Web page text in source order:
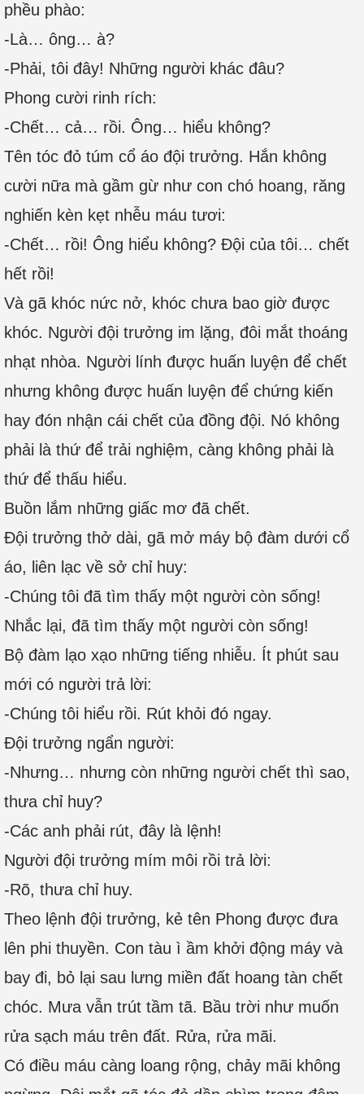
phều phào:
-Là… ông… à?
-Phải, tôi đây! Những người khác đâu?
Phong cười rinh rích:
-Chết… cả… rồi. Ông… hiểu không?
Tên tóc đỏ túm cổ áo đội trưởng. Hắn không
cười nữa mà gầm gừ như con chó hoang, răng
nghiến kèn kẹt nhễu máu tươi:
-Chết… rồi! Ông hiểu không? Đội của tôi… chết
hết rồi!
Và gã khóc nức nở, khóc chưa bao giờ được
khóc. Người đội trưởng im lặng, đôi mắt thoáng
nhạt nhòa. Người lính được huấn luyện để chết
nhưng không được huấn luyện để chứng kiến
hay đón nhận cái chết của đồng đội. Nó không
phải là thứ để trải nghiệm, càng không phải là
thứ để thấu hiểu.
Buồn lắm những giấc mơ đã chết.
Đội trưởng thở dài, gã mở máy bộ đàm dưới cổ
áo, liên lạc về sở chỉ huy:
-Chúng tôi đã tìm thấy một người còn sống!
Nhắc lại, đã tìm thấy một người còn sống!
Bộ đàm lạo xạo những tiếng nhiễu. Ít phút sau
mới có người trả lời:
-Chúng tôi hiểu rồi. Rút khỏi đó ngay.
Đội trưởng ngẩn người:
-Nhưng… nhưng còn những người chết thì sao,
thưa chỉ huy?
-Các anh phải rút, đây là lệnh!
Người đội trưởng mím môi rồi trả lời:
-Rõ, thưa chỉ huy.
Theo lệnh đội trưởng, kẻ tên Phong được đưa
lên phi thuyền. Con tàu ì ầm khởi động máy và
bay đi, bỏ lại sau lưng miền đất hoang tàn chết
chóc. Mưa vẫn trút tầm tã. Bầu trời như muốn
rửa sạch máu trên đất. Rửa, rửa mãi.
Có điều máu càng loang rộng, chảy mãi không